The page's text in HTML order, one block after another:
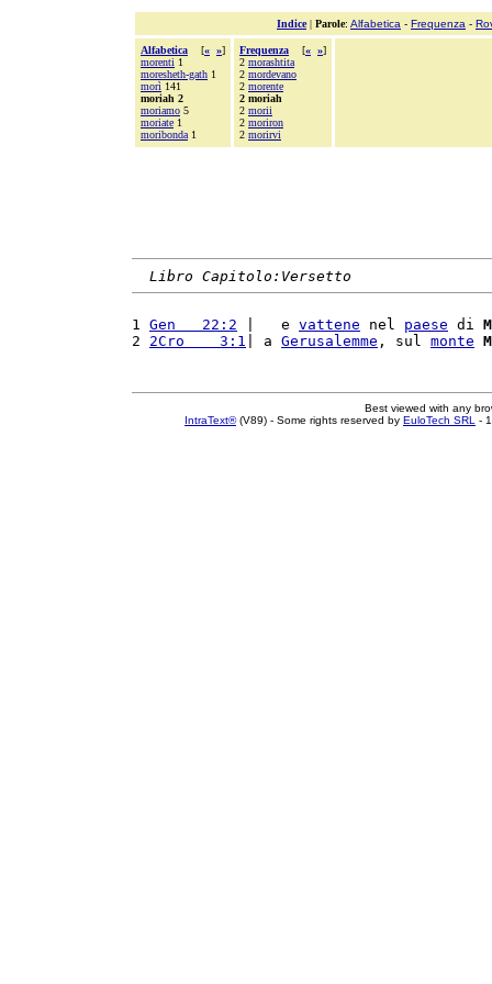
Indice| Parole: Alfabetica - Frequenza -
Alfabetica [« »]
morenti 1
moresheth-gath 1
morì 141
moriah 2
moriamo 5
moriate 1
moribonda 1
Frequenza [« »]
2 morashtita
2 mordevano
2 morente
2 moriah
2 morii
2 moriron
2 morirvi
Libro Capitolo:Versetto
1 Gen   22:2 |   e vattene nel paese di
2 2Cro    3:1 | a Gerusalemme , sul monte
Best viewed with any
IntraText®(V89) - Some rights reserved by EuloTech SRL -